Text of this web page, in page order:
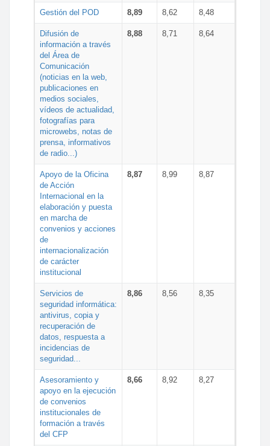
Gestión del POD 8,89 8,62 8,48
Difusión de
información a través
del Área de
Comunicación
(noticias en la web,
publicaciones en
medios sociales,
vídeos de actualidad,
fotografías para
microwebs, notas de
prensa, informativos
de radio...)
8,88 8,71 8,64
Apoyo de la Oficina
de Acción
Internacional en la
elaboración y puesta
en marcha de
convenios y acciones
de
internacionalización
de carácter
institucional
8,87 8,99 8,87
Servicios de
seguridad informática:
antivirus, copia y
recuperación de
datos, respuesta a
incidencias de
seguridad...
8,86 8,56 8,35
Asesoramiento y
apoyo en la ejecución
de convenios
institucionales de
formación a través
del CFP
8,66 8,92 8,27